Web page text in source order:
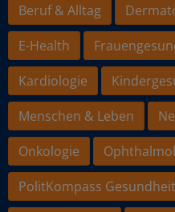
Beruf & Alltag
E-Health
Kardiologie
Menschen & Leben
Onkologie
PolitKompass Gesundheit